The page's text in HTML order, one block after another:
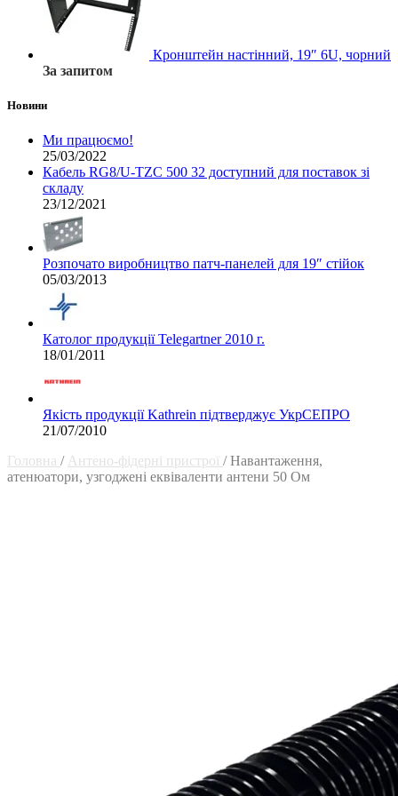
Кронштейн настінний, 19″ 6U, чорний
За запитом
Новини
Ми працюємо!
25/03/2022
Кабель RG8/U-TZC 500 32 доступний для поставок зі
складу
23/12/2021
Розпочато виробництво патч-панелей для 19″ стійок
05/03/2013
Католог продукції Telegartner 2010 г.
18/01/2011
Якість продукції Kathrein підтверджує УкрСЕПРО
21/07/2010
Головна / Антено-фідерні пристрої / Навантаження,
атенюатори, узгоджені еквіваленти антени 50 Ом